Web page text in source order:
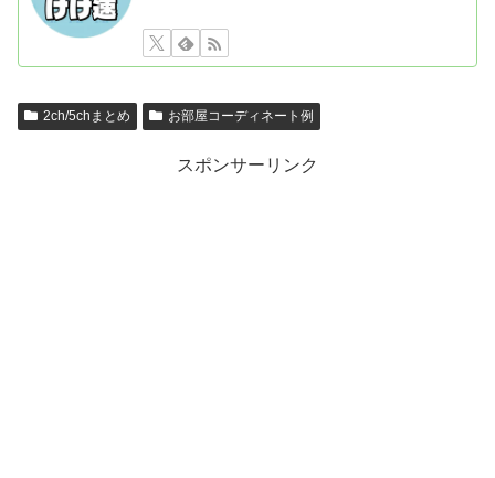
2ch/5chまとめ お部屋コーディネート例
スポンサーリンク